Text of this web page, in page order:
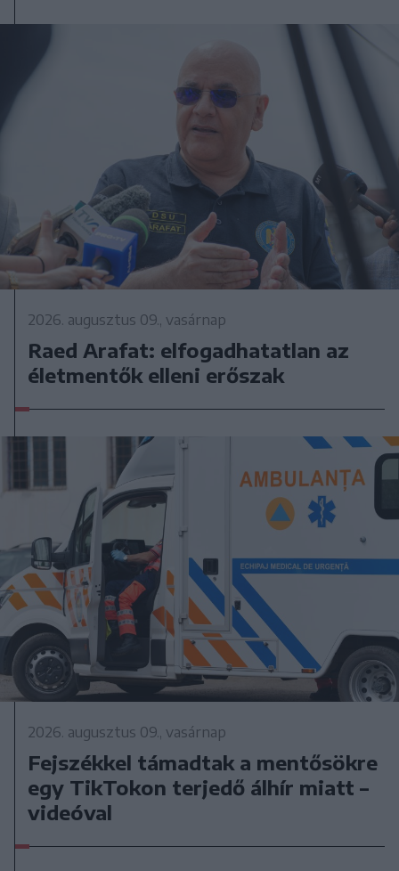
2026. augusztus 09., vasárnap
Raed Arafat: elfogadhatatlan az
életmentők elleni erőszak
2026. augusztus 09., vasárnap
Fejszékkel támadtak a mentősökre
egy TikTokon terjedő álhír miatt –
videóval